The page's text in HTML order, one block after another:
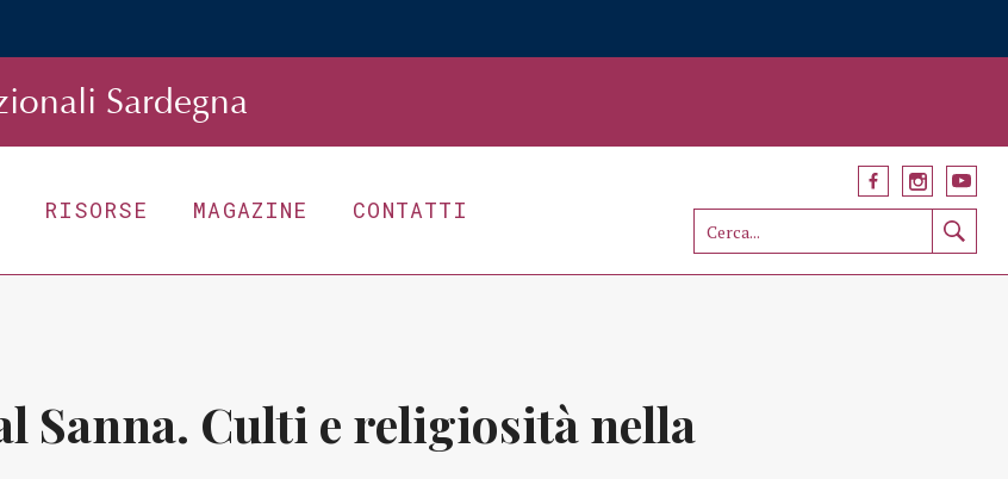
Sardegna
RISORSE MAGAZINE CONTATTI
Sanna. Culti e religiosità nella